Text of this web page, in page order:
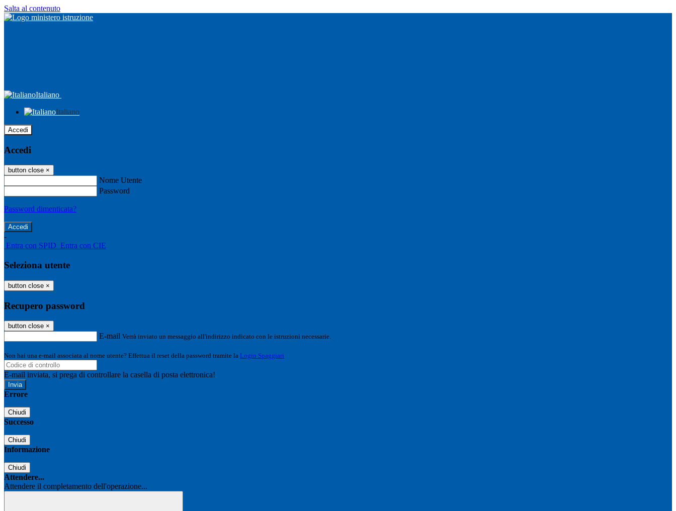
Salta al contenuto
Italiano
Italiano
Accedi
Accedi
button close ×
Nome Utente
Password
Password dimenticata?
-
Entra con SPID Entra con CIE
Seleziona utente
button close ×
Recupero password
button close ×
E-mail Verrà inviato un messaggio all'indirizzo indicato con le istruzioni necessarie.
Non hai una e-mail associata al nome utente? Effettua il reset della password tramite la Login Spaggiari
E-mail inviata, si prega di controllare la casella di posta elettronica!
Errore
Chiudi
Successo
Chiudi
Informazione
Chiudi
Attendere...
Attendere il completamento dell'operazione...